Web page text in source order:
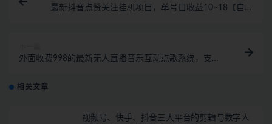
最新抖音点赞关注挂机项目，单号日收益10~18【自动
外面收费998的最新无人直播音乐互动点歌系统，支持
相关文章
视频号、快手、抖音三大平台的剪辑与数字人